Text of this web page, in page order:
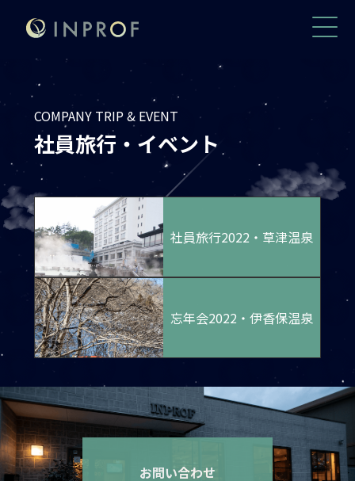
COMPANY TRIP & EVENT
社員旅行・イベント
社員旅行2022・草津温泉
忘年会2022・伊香保温泉
お問い合わせ